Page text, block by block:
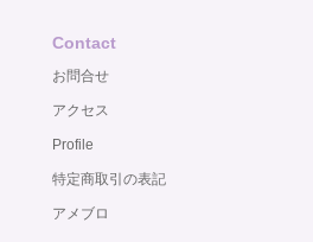
Contact
お問合せ
アクセス
Profile
特定商取引の表記
アメブロ